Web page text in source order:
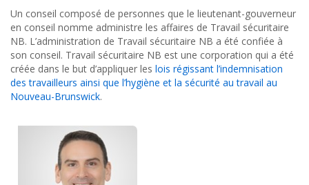
Un conseil composé de personnes que le lieutenant-gouverneur
en conseil nomme administre les affaires de Travail sécuritaire
NB. L’administration de Travail sécuritaire NB a été confiée à
son conseil. Travail sécuritaire NB est une corporation qui a été
créée dans le but d’appliquer les lois régissant l’indemnisation
des travailleurs ainsi que l’hygiène et la sécurité au travail au
Nouveau-Brunswick.